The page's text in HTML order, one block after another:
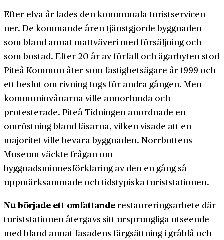
Efter elva år lades den kommunala turistservicen
ner. De kommande åren tjänstgjorde byggnaden
som bland annat mattväveri med försäljning och
som bostad. Efter 20 år av förfall och ägarbyten stod
Piteå Kommun åter som fastighetsägare år 1999 och
ett beslut om rivning togs för andra gången. Men
kommuninvånarna ville annorlunda och
protesterade. Piteå-Tidningen anordnade en
omröstning bland läsarna, vilken visade att en
majoritet ville bevara byggnaden. Norrbottens
Museum väckte frågan om
byggnadsminnesförklaring av den en gång så
uppmärksammade och tidstypiska turiststationen.
Nu började ett omfattanderestaureringsarbete där
turiststationen återgavs sitt ursprungliga utseende
med bland annat fasadens färgsättning i gråblå och